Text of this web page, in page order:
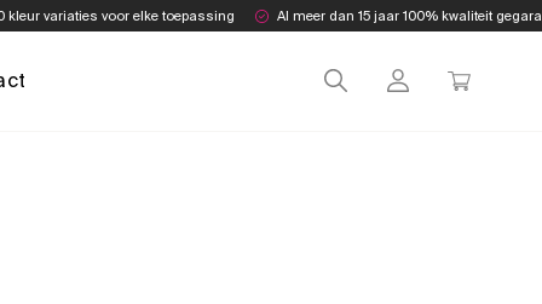
kleur variaties voor elke toepassing Al meer dan 15 jaar 100% kwaliteit